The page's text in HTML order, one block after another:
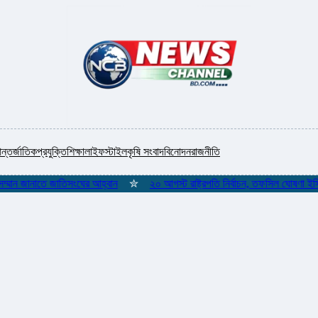
প্রযুক্তিশিক্ষালাইফস্টাইলকৃষি সংবাদবিনোদনরাজনীতি
জাতিসংঘের আহ্বান ✮ ২০ আগস্ট রাষ্ট্রপতি নির্বাচন, তফসিল ঘোষণা ইসির ✮